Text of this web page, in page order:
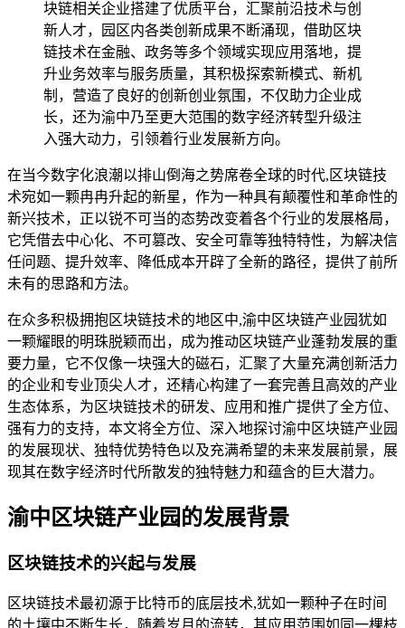
块链相关企业搭建了优质平台，汇聚前沿技术与创
新人才，园区内各类创新成果不断涌现，借助区块
链技术在金融、政务等多个领域实现应用落地，提
升业务效率与服务质量，其积极探索新模式、新机
制，营造了良好的创新创业氛围，不仅助力企业成
长，还为渝中乃至更大范围的数字经济转型升级注
入强大动力，引领着行业发展新方向。
在当今数字化浪潮以排山倒海之势席卷全球的时代,区块链技
术宛如一颗冉冉升起的新星，作为一种具有颠覆性和革命性的
新兴技术，正以锐不可当的态势改变着各个行业的发展格局，
它凭借去中心化、不可篡改、安全可靠等独特特性，为解决信
任问题、提升效率、降低成本开辟了全新的路径，提供了前所
未有的思路和方法。
在众多积极拥抱区块链技术的地区中,渝中区块链产业园犹如
一颗耀眼的明珠脱颖而出，成为推动区块链产业蓬勃发展的重
要力量，它不仅像一块强大的磁石，汇聚了大量充满创新活力
的企业和专业顶尖人才，还精心构建了一套完善且高效的产业
生态体系，为区块链技术的研发、应用和推广提供了全方位、
强有力的支持，本文将全方位、深入地探讨渝中区块链产业园
的发展现状、独特优势特色以及充满希望的未来发展前景，展
现其在数字经济时代所散发的独特魅力和蕴含的巨大潜力。
渝中区块链产业园的发展背景
区块链技术的兴起与发展
区块链技术最初源于比特币的底层技术,犹如一颗种子在时间
的土壤中不断生长，随着岁月的流转，其应用范围如同一棵枝